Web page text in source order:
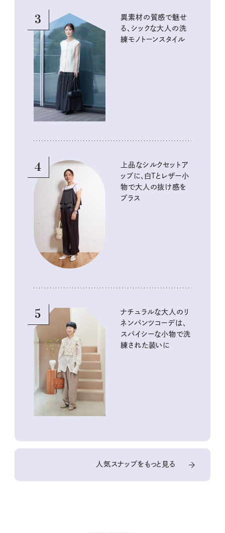
3
異素材の質感で魅せ
る、シックな大人の洗
練モノトーンスタイル
4
上品なシルクセットア
ップに、白Tとレザー小
物で大人の抜け感を
プラス
5
ナチュラルな大人のリ
ネンパンツコーデは、
スパイシーな小物で洗
練された装いに
人気スナップをもっと見る